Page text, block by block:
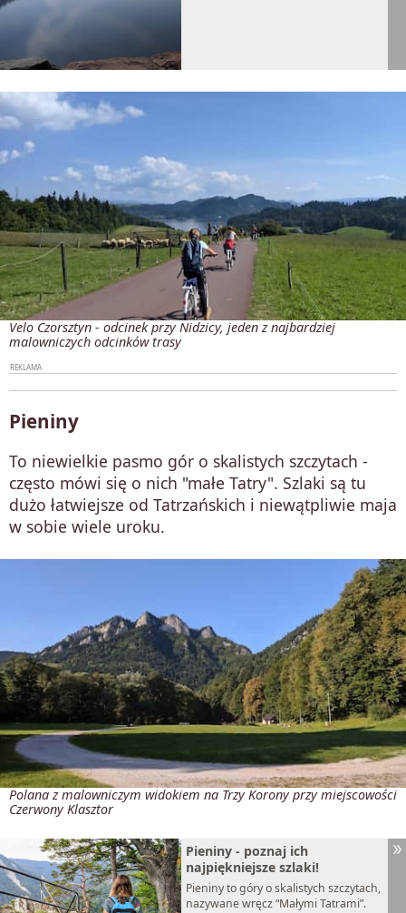
Velo Czorsztyn - odcinek przy Nidzicy, jeden z najbardziej
malowniczych odcinków trasy
Pieniny
To niewielkie pasmo gór o skalistych szczytach -
często mówi się o nich "małe Tatry". Szlaki są tu
dużo łatwiejsze od Tatrzańskich i niewątpliwie maja
w sobie wiele uroku.
Polana z malowniczym widokiem na Trzy Korony przy miejscowości
Czerwony Klasztor
Pieniny - poznaj ich
najpiękniejsze szlaki!
Pieniny to góry o skalistych szczytach,
nazywane wręcz “Małymi Tatrami”.